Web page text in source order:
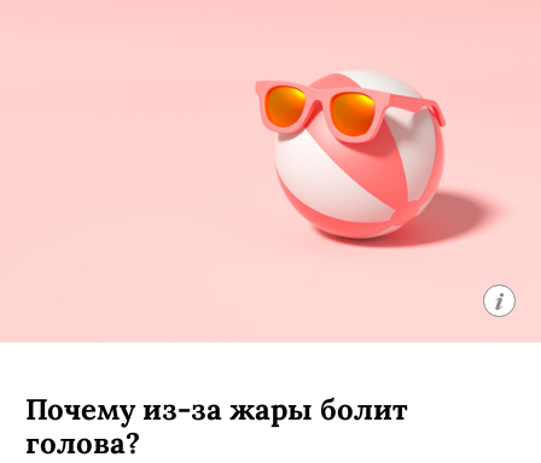
Почему из-за жары болит
голова?